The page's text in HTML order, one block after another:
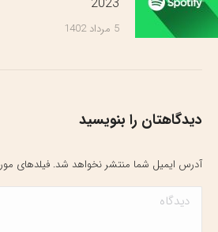
5 مرداد 1402
دیدگاهتان را بنویسید
آدرس ایمیل شما منتشر نخواهد شد. فیلدهای مورد
دیدگاه